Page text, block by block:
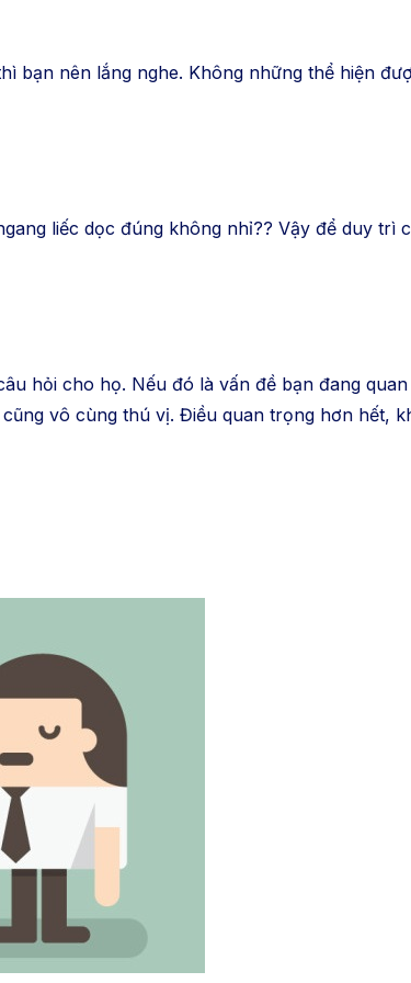
bạn nên lắng nghe. Không những thể hiện
liếc dọc đúng không nhỉ?? Vậy để duy
hỏi cho họ. Nếu đó là vấn đề bạn đang
vô cùng thú vị. Điều quan trọng hơn hết,